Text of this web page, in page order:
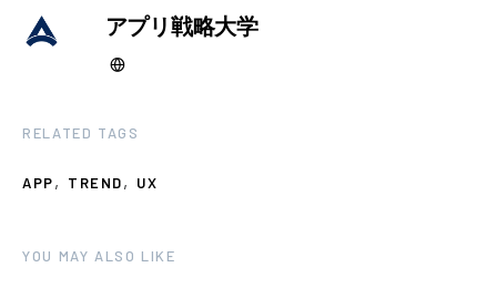
アプリ戦略大学
RELATED TAGS
APP, TREND, UX
YOU MAY ALSO LIKE